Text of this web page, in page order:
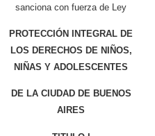
sanciona con fuerza de Ley
PROTECCIÓN INTEGRAL DE
LOS DERECHOS DE NIÑOS,
NIÑAS Y ADOLESCENTES
DE LA CIUDAD DE BUENOS
AIRES